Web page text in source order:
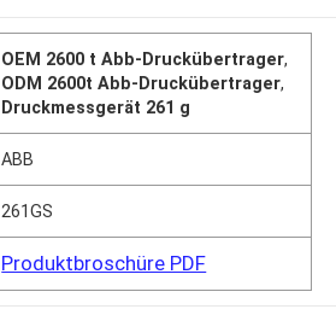
OEM 2600 t Abb-Druckübertrager,
ODM 2600t Abb-Druckübertrager,
Druckmessgerät 261 g
ABB
261GS
Produktbroschüre PDF